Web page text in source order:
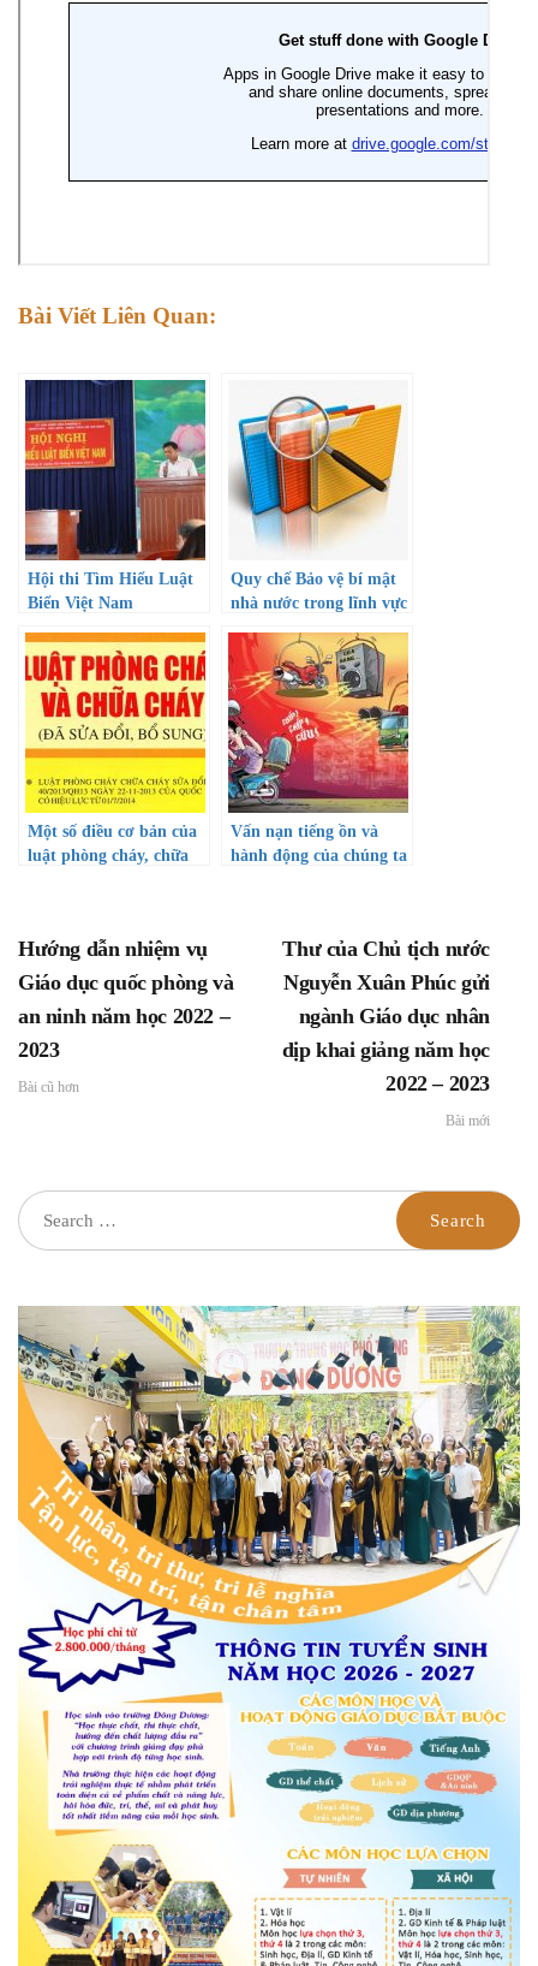
Bài Viết Liên Quan:
Hội thi Tìm Hiểu Luật
Biển Việt Nam
Quy chế Bảo vệ bí mật
nhà nước trong lĩnh vực
địa bàn Thành phố Hồ
Chí Minh
Một số điều cơ bản của
luật phòng cháy, chữa
Vấn nạn tiếng ồn và
hành động của chúng ta
Hướng dẫn nhiệm vụ
Giáo dục quốc phòng và
an ninh năm học 2022 –
2023
Bài cũ hơn
Thư của Chủ tịch nước
Nguyễn Xuân Phúc gửi
ngành Giáo dục nhân
dịp khai giảng năm học
2022 – 2023
Bài mới